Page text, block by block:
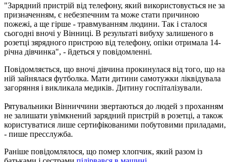
"Зарядний пристрій від телефону, який використовується не за
призначенням, є небезпечним та може стати причиною
пожежі, а ще гірше - травмуванням людини. Так і сталося
сьогодні вночі у Вінниці. В результаті вибуху залишеного в
розетці зярядного пристрою від телефону, опіки отримала 14-
річна дівчинка", - йдеться у повідомленні.
Повідомляється, що вночі дівчина прокинулася від того, що на
ній зайнялася футболка. Мати дитини самотужки ліквідувала
загоряння і викликала медиків. Дитину госпіталізували.
Рятувальники Вінниччини звертаються до людей з проханням
не залишати увімкнений зарядний пристрій в розетці, а також
користуватися лише сертифікованими побутовими приладами,
- пише пресслужба.
Раніше повідомлялося, що помер хлопчик, який разом із